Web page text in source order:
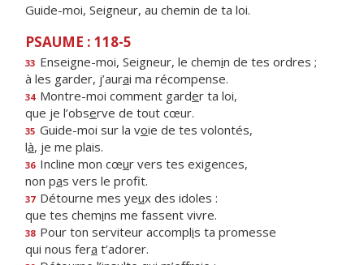
Guide-moi, Seigneur, au chemin de ta loi.
PSAUME : 118-5
33 Enseigne-moi, Seigneur, le chemin de tes ordres ;
à les garder, j’aurai ma récompense.
34 Montre-moi comment garder ta loi,
que je l’observe de tout cœur.
35 Guide-moi sur la voie de tes volontés,
là, je me plais.
36 Incline mon cœur vers tes exigences,
non pas vers le profit.
37 Détourne mes yeux des idoles :
que tes chemins me fassent vivre.
38 Pour ton serviteur accomplis ta promesse
qui nous fera t’adorer.